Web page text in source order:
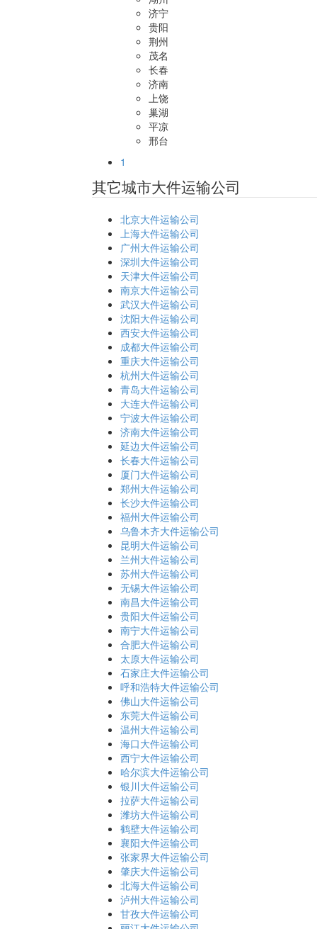
济宁
贵阳
荆州
茂名
长春
济南
上饶
巢湖
平凉
邢台
1
其它城市大件运输公司
北京大件运输公司
上海大件运输公司
广州大件运输公司
深圳大件运输公司
天津大件运输公司
南京大件运输公司
武汉大件运输公司
沈阳大件运输公司
西安大件运输公司
成都大件运输公司
重庆大件运输公司
杭州大件运输公司
青岛大件运输公司
大连大件运输公司
宁波大件运输公司
济南大件运输公司
延边大件运输公司
长春大件运输公司
厦门大件运输公司
郑州大件运输公司
长沙大件运输公司
福州大件运输公司
乌鲁木齐大件运输公司
昆明大件运输公司
兰州大件运输公司
苏州大件运输公司
无锡大件运输公司
南昌大件运输公司
贵阳大件运输公司
南宁大件运输公司
合肥大件运输公司
太原大件运输公司
石家庄大件运输公司
呼和浩特大件运输公司
佛山大件运输公司
东莞大件运输公司
温州大件运输公司
海口大件运输公司
西宁大件运输公司
哈尔滨大件运输公司
银川大件运输公司
拉萨大件运输公司
潍坊大件运输公司
鹤壁大件运输公司
襄阳大件运输公司
张家界大件运输公司
肇庆大件运输公司
北海大件运输公司
泸州大件运输公司
甘孜大件运输公司